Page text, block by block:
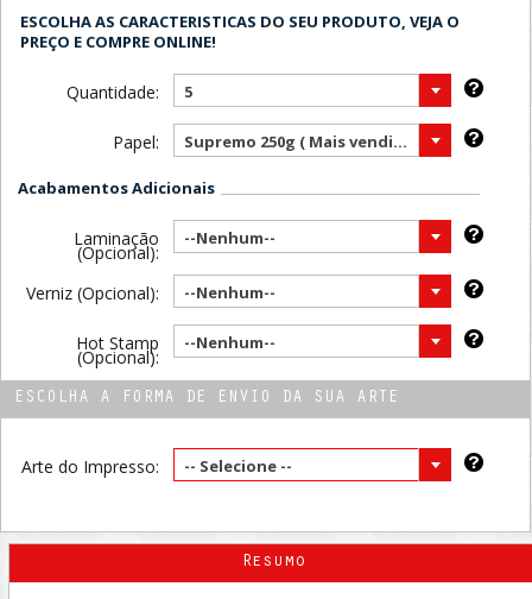
ESCOLHA AS CARACTERISTICAS DO SEU PRODUTO, VEJA O
PREÇO E COMPRE ONLINE!
Quantidade: 5
Papel: Supremo 250g ( Mais vendido )
Acabamentos Adicionais
Laminação
(Opcional):
--Nenhum--
Verniz (Opcional): --Nenhum--
Hot Stamp
(Opcional):
--Nenhum--
ESCOLHA A FORMA DE ENVIO DA SUA ARTE
Arte do Impresso: -- Selecione --
Resumo